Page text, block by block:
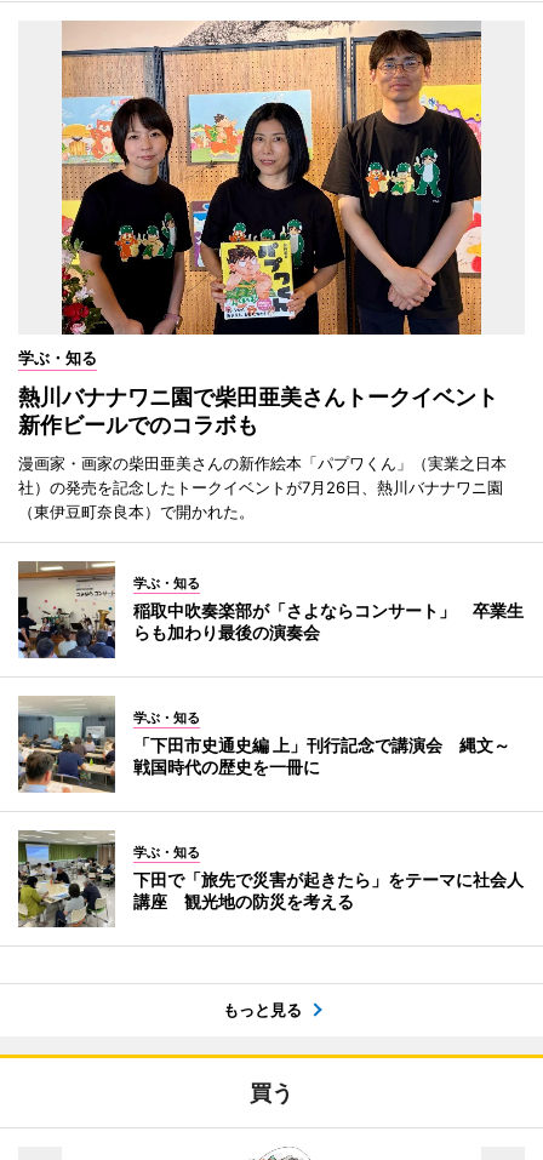
学ぶ・知る
熱川バナナワニ園で柴田亜美さんトークイベント
新作ビールでのコラボも
漫画家・画家の柴田亜美さんの新作絵本「パプワくん」（実業之日本
社）の発売を記念したトークイベントが7月26日、熱川バナナワニ園
（東伊豆町奈良本）で開かれた。
学ぶ・知る
稲取中吹奏楽部が「さよならコンサート」 卒業生
らも加わり最後の演奏会
学ぶ・知る
「下田市史通史編 上」刊行記念で講演会 縄文～
戦国時代の歴史を一冊に
学ぶ・知る
下田で「旅先で災害が起きたら」をテーマに社会人
講座 観光地の防災を考える
もっと見る
買う